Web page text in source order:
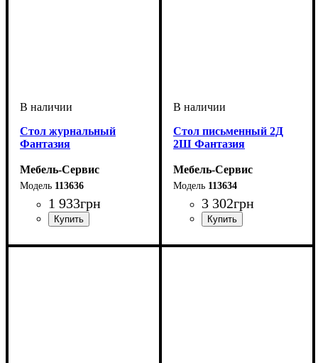
Cтол журнальный
Фантазия
Мебель-Сервис
113636
1 933грн
Стол письменный 2Д
2Ш Фантазия
Мебель-Сервис
113634
3 302грн